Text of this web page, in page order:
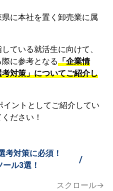
に本社を置く卸売業に属
ている就活生に向けて、
に参考となる「企業情
対策」についてご紹介し
イントとしてご紹介してい
ださい！
考対策に必須！
ル3選！
/
スクロール→